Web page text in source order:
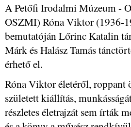
A Petőfi Irodalmi Múzeum -
OSZMI) Róna Viktor (1936-
bemutatóján Lőrinc Katalin
Márk és Halász Tamás
érhető el.
Róna Viktor életéről, roppant
született kiállítás,
részletes életrajzát sem írták